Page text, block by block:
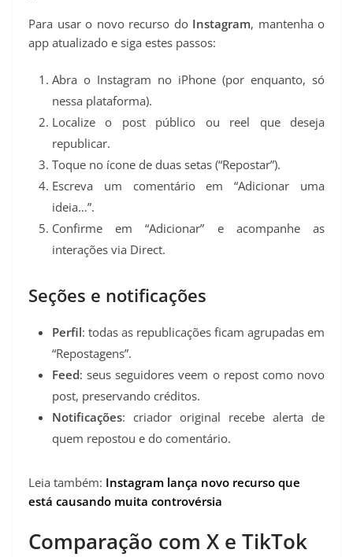
Para usar o novo recurso do Instagram, mantenha o
app atualizado e siga estes passos:
Abra o Instagram no iPhone (por enquanto, só
nessa plataforma).
Localize o post público ou reel que deseja
republicar.
Toque no ícone de duas setas (“Repostar”).
Escreva um comentário em “Adicionar uma
ideia…”.
Confirme em “Adicionar” e acompanhe as
interações via Direct.
Seções e notificações
Perfil: todas as republicações ficam agrupadas em
“Repostagens”.
Feed: seus seguidores veem o repost como novo
post, preservando créditos.
Notificações: criador original recebe alerta de
quem repostou e do comentário.
Leia também: Instagram lança novo recurso que
está causando muita controvérsia
Comparação com X e TikTok